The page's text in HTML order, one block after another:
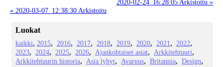
2020-02-24_16:28:05 Arkistoitu »
« 2020-03-07_12:38:30 Arkistoitu
Luokat
kaikki 2015 2016 2017 2018 2019 2020 2021
2022
2023
2024 2025 2026 Ajankohtaiset asiat
Arkkitehtuuri
Arkkitehtuurin historia
Asia lyhyt Avaruus Britannia
Design